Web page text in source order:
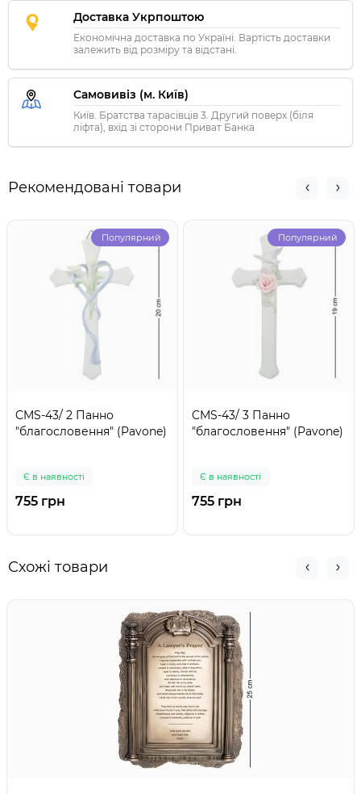
Доставка Укрпоштою
Економічна доставка по Україні. Вартість доставки
залежить від розміру та відстані.
Самовивіз (м. Київ)
Київ. Братства тарасівців 3. Другий поверх (біля
ліфта), вхід зі сторони Приват Банка
Рекомендовані товари
Популярний
CMS-43/ 2 Панно
"благословення" (Pavone)
Є в наявності
755 грн
Популярний
CMS-43/ 3 Панно
"благословення" (Pavone)
Є в наявності
755 грн
Схожі товари